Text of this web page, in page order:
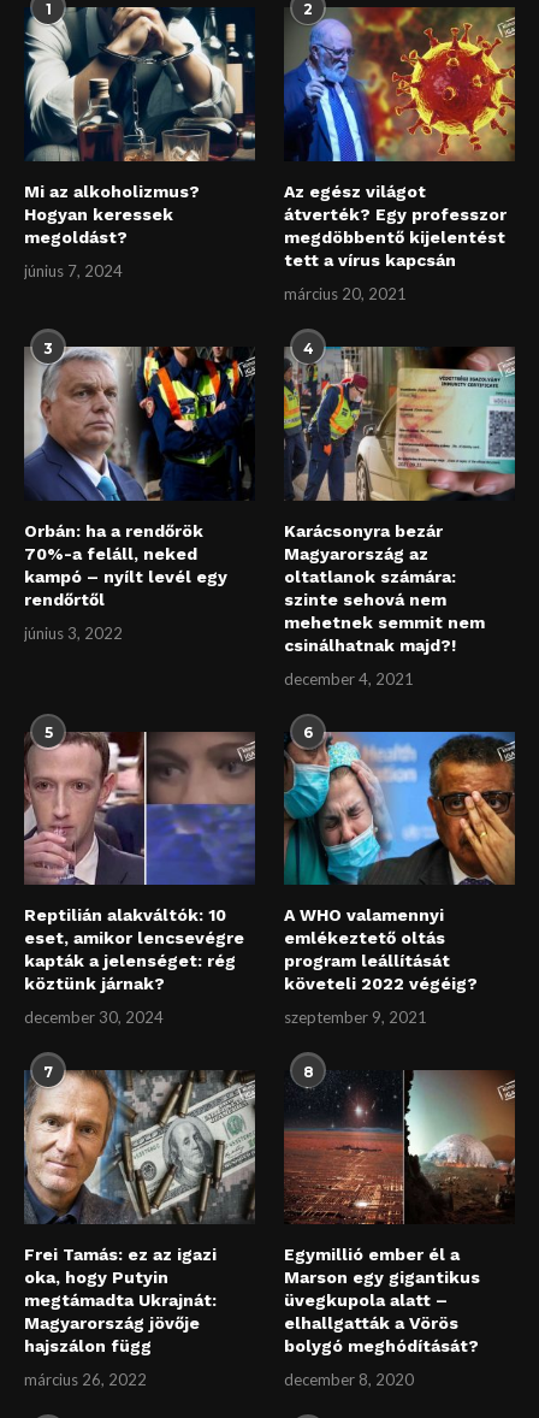
1
Mi az alkoholizmus?
Hogyan keressek
megoldást?
június 7, 2024
2
Az egész világot
átverték? Egy professzor
megdöbbentő kijelentést
tett a vírus kapcsán
március 20, 2021
3
Orbán: ha a rendőrök
70%-a feláll, neked
kampó – nyílt levél egy
rendőrtől
június 3, 2022
4
Karácsonyra bezár
Magyarország az
oltatlanok számára:
szinte sehová nem
mehetnek semmit nem
csinálhatnak majd?!
december 4, 2021
5
Reptilián alakváltók: 10
eset, amikor lencsevégre
kapták a jelenséget: rég
köztünk járnak?
december 30, 2024
6
A WHO valamennyi
emlékeztető oltás
program leállítását
követeli 2022 végéig?
szeptember 9, 2021
7
Frei Tamás: ez az igazi
oka, hogy Putyin
megtámadta Ukrajnát:
Magyarország jövője
hajszálon függ
március 26, 2022
8
Egymillió ember él a
Marson egy gigantikus
üvegkupola alatt –
elhallgatták a Vörös
bolygó meghódítását?
december 8, 2020